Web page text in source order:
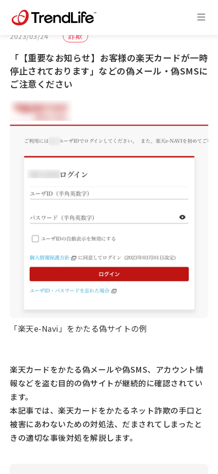
2023/03/24 詐欺
「【重要なお知らせ】お客様の楽天カードが一時
停止されております」などの偽メール・偽SMSに
ご注意ください
「楽天e-Navi」をかたる偽サイトの例
楽天カードをかたる偽メールや偽SMS、アカウント情
報などを盗む目的の偽サイトが継続的に確認されてい
ます。
本記事では、楽天カードをかたるネット詐欺の手口と
被害にあわないための対処法、だまされてしまったと
きの適切な事後対処を解説します。